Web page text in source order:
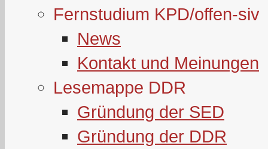
Fernstudium KPD/offen-siv
News
Kontakt und Meinungen
Lesemappe DDR
Gründung der SED
Gründung der DDR